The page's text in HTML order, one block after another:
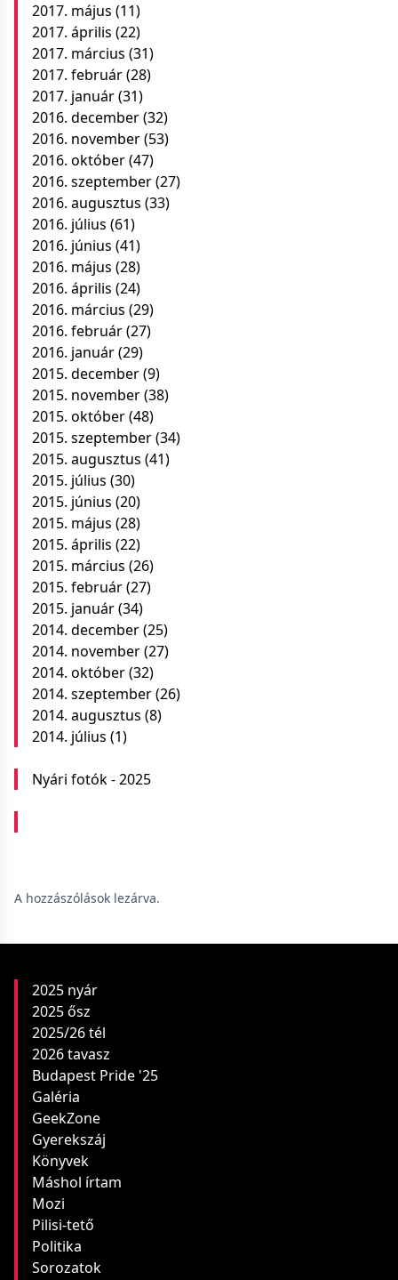
2017. május (11)
2017. április (22)
2017. március (31)
2017. február(28)
2017. január(31)
2016. december(32)
2016. november(53)
2016. október(47)
2016. szeptember(27)
2016. augusztus (33)
2016. július (61)
2016. június (41)
2016. május (28)
2016. április (24)
2016. március (29)
2016. február(27)
2016. január(29)
2015. december(9)
2015. november(38)
2015. október(48)
2015. szeptember(34)
2015. augusztus (41)
2015. július (30)
2015. június (20)
2015. május (28)
2015. április (22)
2015. március (26)
2015. február(27)
2015. január(34)
2014. december(25)
2014. november(27)
2014. október(32)
2014. szeptember(26)
2014. augusztus (8)
2014. július (1)
Nyári fotók - 2025
A hozzászólások lezárva.
2025 nyár
2025 ősz
2025/26 tél
2026 tavasz
Budapest Pride '25
Galéria
GeekZone
Gyerekszáj
Könyvek
Máshol írtam
Mozi
Pilisi-tető
Politika
Sorozatok